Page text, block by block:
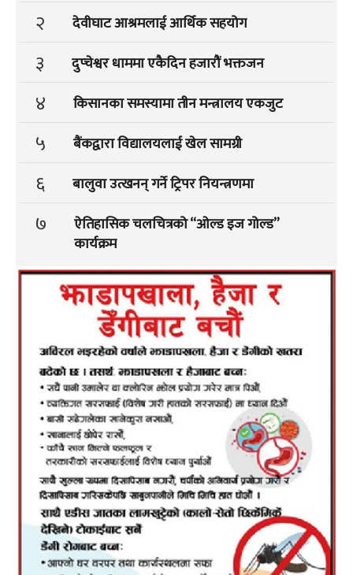
२ देवीघाट आश्रमलाई आर्थिक सहयोग
३ दुप्चेश्वर धाममा एकैदिन हजारौं भक्तजन
४ किसानका समस्यामा तीन मन्त्रालय एकजुट
५ बैंकद्वारा विद्यालयलाई खेल सामग्री
६ बालुवा उत्खनन् गर्ने ट्रिपर नियन्त्रणमा
७
ऐतिहासिक चलचित्रको “ओल्ड इज गोल्ड”
कार्यक्रम